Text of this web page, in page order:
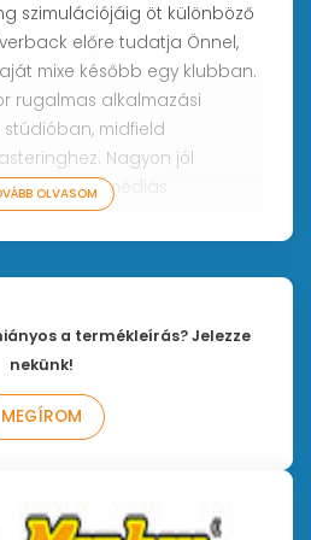
szimulációjáig öt különböző
előre tudatja Önnel,
mixe később egy klubban.
rugalmas alkalmazási
midfield
Nagyon jól
multimédiás
vagy igényes HIFI- és AV-
koaxiális/basszus reflex ház
nagy érzékenységű, precíziós
kezelt, könnyű, 3”-os
AES
meghajtó 2"-os kilépővel.
OLVASOM
a termékleírás? Jelezze
nekünk!
MEGÍROM